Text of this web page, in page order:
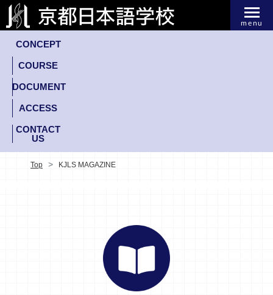
menu
CONCEPT
COURSE
DOCUMENT
ACCESS
CONTACT
US
Top KJLS MAGAZINE